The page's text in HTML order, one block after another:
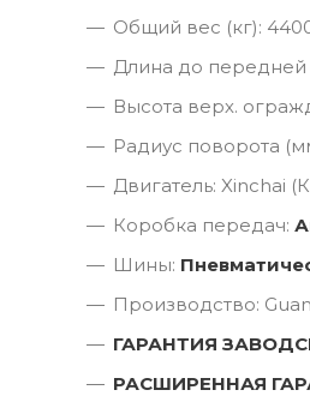
Общий вес (кг):
Длина до передней
Высота верх.
Радиус поворота
Двигатель: Xinchai
Коробка передач:
Шины:
Производство:
ГАРАНТИЯ
РАСШИРЕННАЯ